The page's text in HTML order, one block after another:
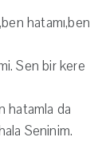
hatamı,ben
Sen bir kere
hatamla da
Seninim.